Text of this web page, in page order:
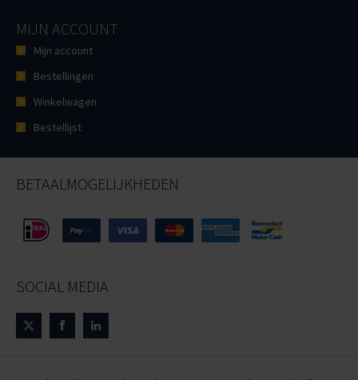
MIJN ACCOUNT
Mijn account
Bestellingen
Winkelwagen
Bestellijst
BETAALMOGELIJKHEDEN
SOCIAL MEDIA